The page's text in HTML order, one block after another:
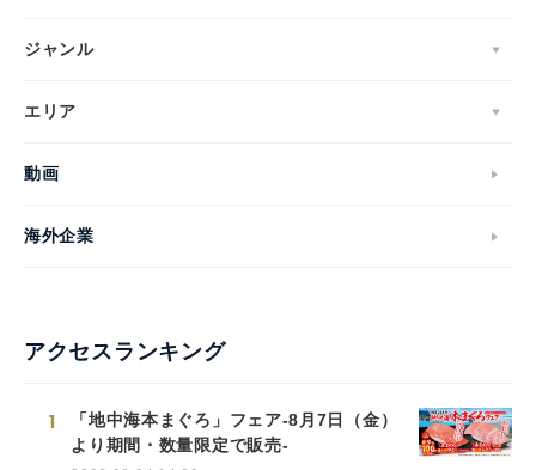
ジャンル
エリア
動画
海外企業
アクセスランキング
1
「地中海本まぐろ」フェア-8月7日（金）
より期間・数量限定で販売-